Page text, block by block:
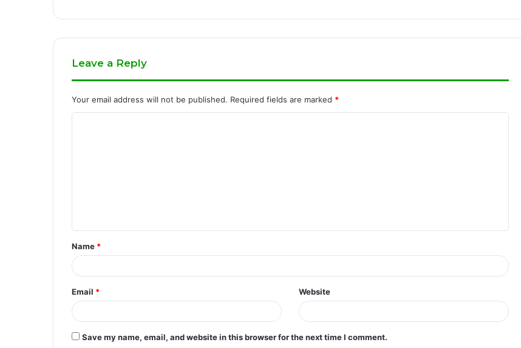
को कार्यालय अलॉट
रायपुर में सनी लियोनी के कार्यक्रम का विरोध, बजरंग
Leave a Reply
Your email address will not be published. Required fields are marked *
t
*
Name *
Email * Website
Save my name, email, and website in this browser for the next time I comment.